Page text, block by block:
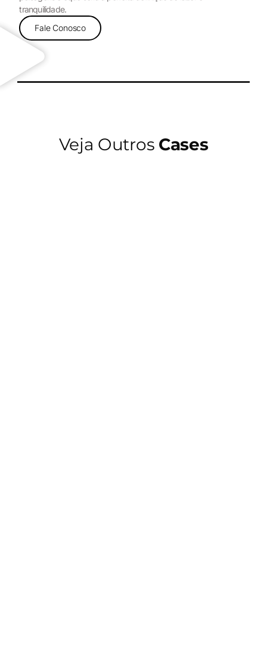
tranquilidade.
Fale Conosco
Veja Outros Cases